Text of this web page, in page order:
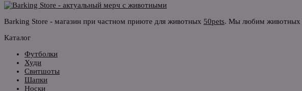
Barking Store - магазин при частном приюте для животных 50pets. Мы любим животных
Каталог
Футболки
Худи
Свитшоты
Шапки
Носки